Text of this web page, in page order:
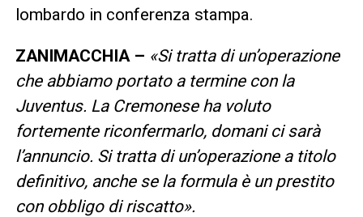
lombardo in conferenza stampa.
ZANIMACCHIA – «Si tratta di un’operazione
che abbiamo portato a termine con la
Juventus. La Cremonese ha voluto
fortemente riconfermarlo, domani ci sarà
l’annuncio. Si tratta di un’operazione a titolo
definitivo, anche se la formula è un prestito
con obbligo di riscatto».